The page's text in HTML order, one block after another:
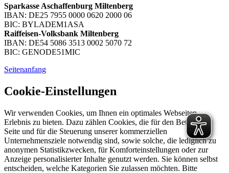
Sparkasse Aschaffenburg Miltenberg
IBAN: DE25 7955 0000 0620 2000 06
BIC: BYLADEM1ASA
Raiffeisen-Volksbank Miltenberg
IBAN: DE54 5086 3513 0002 5070 72
BIC: GENODE51MIC
Seitenanfang
Cookie-Einstellungen
Wir verwenden Cookies, um Ihnen ein optimales Webseiten-
Erlebnis zu bieten. Dazu zählen Cookies, die für den Betrieb der
Seite und für die Steuerung unserer kommerziellen
Unternehmensziele notwendig sind, sowie solche, die lediglich zu
anonymen Statistikzwecken, für Komforteinstellungen oder zur
Anzeige personalisierter Inhalte genutzt werden. Sie können selbst
entscheiden, welche Kategorien Sie zulassen möchten. Bitte